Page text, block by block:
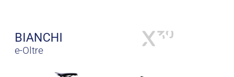
BIANCHI
e-Oltre